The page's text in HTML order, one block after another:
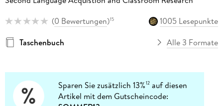
(0 Bewertungen)15
1005 Lesepunkte
Taschenbuch
Alle 3 Formate
Sparen Sie zusätzlich 13%12 auf diesen
Artikel mit dem Gutscheincode: